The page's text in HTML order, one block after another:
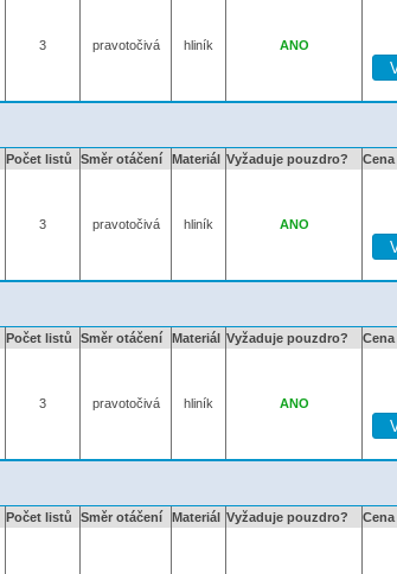
3 pravotočivá hliník ANO
Počet listů Směr otáčení Materiál Vyžaduje pouzdro? Cena
3 pravotočivá hliník ANO
Počet listů Směr otáčení Materiál Vyžaduje pouzdro? Cena
3 pravotočivá hliník ANO
Počet listů Směr otáčení Materiál Vyžaduje pouzdro? Cena